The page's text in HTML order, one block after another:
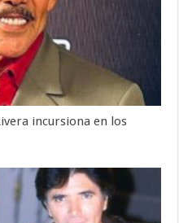
incursiona en los